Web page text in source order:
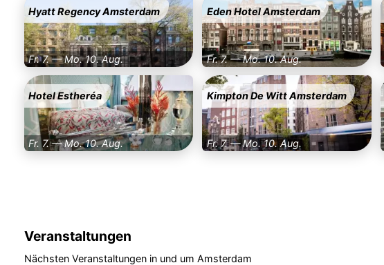
Hyatt Regency Amsterdam
Fr. 7. — Mo. 10. Aug.
Eden Hotel Amsterdam
Fr. 7. — Mo. 10. Aug.
Hotel Estheréa
Fr. 7. — Mo. 10. Aug.
Kimpton De Witt Amsterdam
Fr. 7. — Mo. 10. Aug.
Veranstaltungen
Nächsten Veranstaltungen in und um Amsterdam